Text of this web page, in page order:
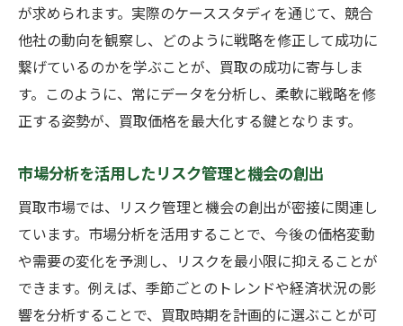
が求められます。実際のケーススタディを通じて、競合
他社の動向を観察し、どのように戦略を修正して成功に
繋げているのかを学ぶことが、買取の成功に寄与しま
す。このように、常にデータを分析し、柔軟に戦略を修
正する姿勢が、買取価格を最大化する鍵となります。
市場分析を活用したリスク管理と機会の創出
買取市場では、リスク管理と機会の創出が密接に関連し
ています。市場分析を活用することで、今後の価格変動
や需要の変化を予測し、リスクを最小限に抑えることが
できます。例えば、季節ごとのトレンドや経済状況の影
響を分析することで、買取時期を計画的に選ぶことが可